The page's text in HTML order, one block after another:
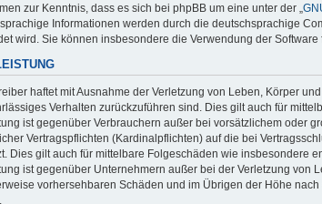
zur Kenntnis, dass es sich bei phpBB um eine unter der „
Informationen werden durch die deutschsprachige
wird. Sie können insbesondere die Verwendung der
haftet mit Ausnahme der Verletzung von Leben, Körper
Verhalten zurückzuführen sind. Dies gilt auch für
ist gegenüber Verbrauchern außer bei vorsätzlichem oder
Vertragspflichten (Kardinalpflichten) auf die bei
Dies gilt auch für mittelbare Folgeschäden wie insbesondere
ist gegenüber Unternehmern außer bei der Verletzung von
vorhersehbaren Schäden und im Übrigen der Höhe